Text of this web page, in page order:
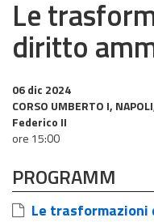
Le
diritto
06 dic 2024
CORSO UMBERTO I,
Federico II
ore 15:00
PROGRAMM
Le